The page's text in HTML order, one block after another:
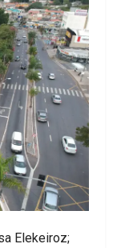
Elekeiroz;